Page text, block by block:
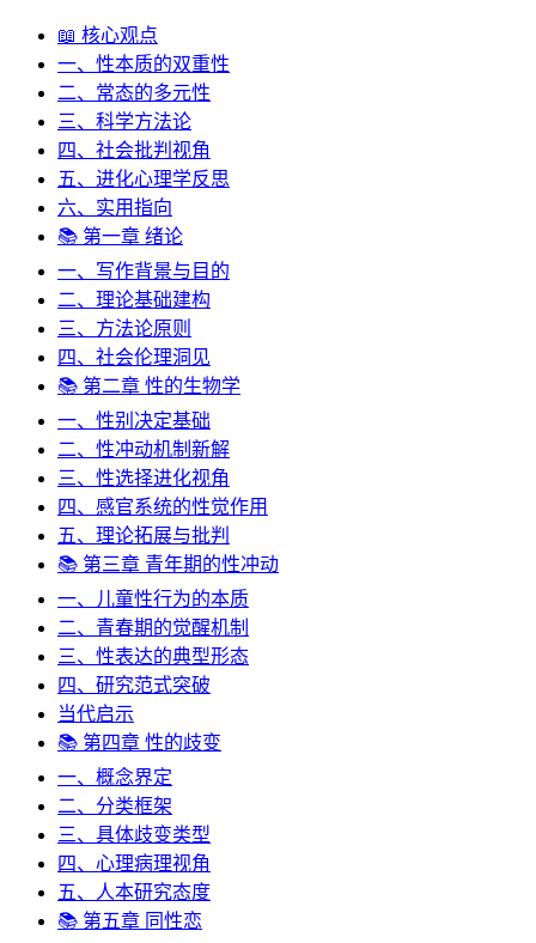
📖 核心观点
一、性本质的双重性
二、常态的多元性
三、科学方法论
四、社会批判视角
五、进化心理学反思
六、实用指向
📚 第一章 绪论
一、写作背景与目的
二、理论基础建构
三、方法论原则
四、社会伦理洞见
📚 第二章 性的生物学
一、性别决定基础
二、性冲动机制新解
三、性选择进化视角
四、感官系统的性觉作用
五、理论拓展与批判
📚 第三章 青年期的性冲动
一、儿童性行为的本质
二、青春期的觉醒机制
三、性表达的典型形态
四、研究范式突破
当代启示
📚 第四章 性的歧变
一、概念界定
二、分类框架
三、具体歧变类型
四、心理病理视角
五、人本研究态度
📚 第五章 同性恋